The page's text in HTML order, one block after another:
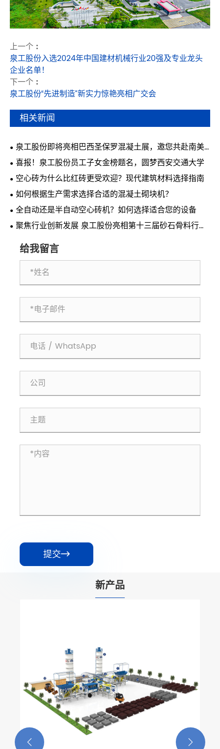
上一个 :
泉工股份入选2024年中国建材机械行业20强及专业龙头
企业名单！
下一个 :
泉工股份“先进制造”新实力惊艳亮相广交会
相关新闻
泉工股份即将亮相巴西圣保罗混凝土展，邀您共赴南美
行业盛会
喜报！泉工股份员工子女金榜题名，圆梦西安交通大学
空心砖为什么比红砖更受欢迎？现代建筑材料选择指南
如何根据生产需求选择合适的混凝土砌块机？
全自动还是半自动空心砖机？如何选择适合您的设备
聚焦行业创新发展 泉工股份亮相第十三届砂石骨料行业
给我留言
提交
新产品
 